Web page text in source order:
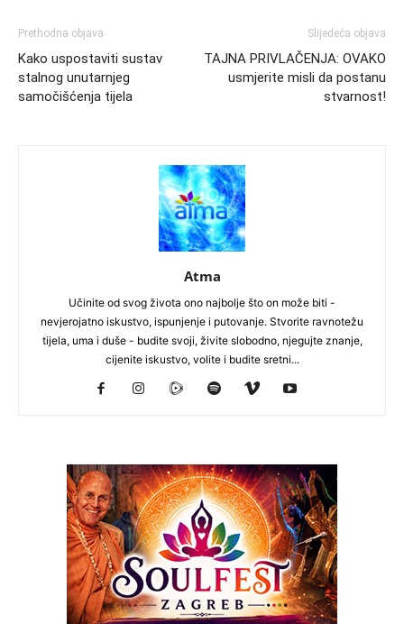
Prethodna objava
Kako uspostaviti sustav
stalnog unutarnjeg
samočišćenja tijela
Slijedeća objava
TAJNA PRIVLAČENJA: OVAKO
usmjerite misli da postanu
stvarnost!
Atma
Učinite od svog života ono najbolje što on može biti -
nevjerojatno iskustvo, ispunjenje i putovanje. Stvorite ravnotežu
tijela, uma i duše - budite svoji, živite slobodno, njegujte znanje,
cijenite iskustvo, volite i budite sretni...